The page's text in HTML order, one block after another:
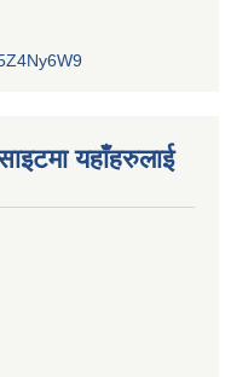
यहाँहरुलाई